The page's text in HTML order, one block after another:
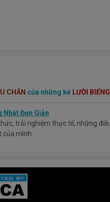
CHÂN của những kẻ LƯỜI BIẾNG
Nhật Đơn Giản
trải nghiệm thực tế, những
của mình.
thêm về tiếng nhật, cũng như